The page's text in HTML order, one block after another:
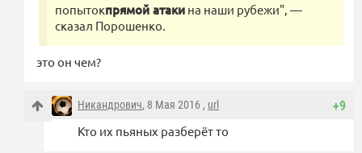
попытокпрямой атаки на наши рубежи", —
сказал Порошенко.
это он чем?
+9
Никандрович, 8 Мая 2016 , url
Кто их пьяных разберёт то